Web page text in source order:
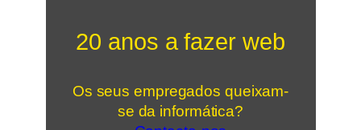
20 anos a fazer web
Os seus empregados queixam-
se da informática?